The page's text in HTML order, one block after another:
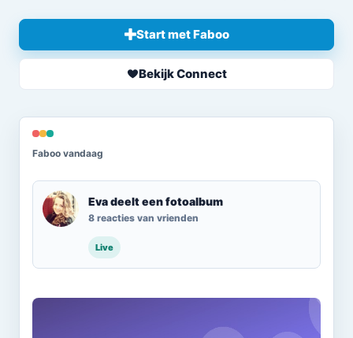
Start met Faboo
Bekijk Connect
Faboo vandaag
Eva deelt een fotoalbum
8 reacties van vrienden
Live